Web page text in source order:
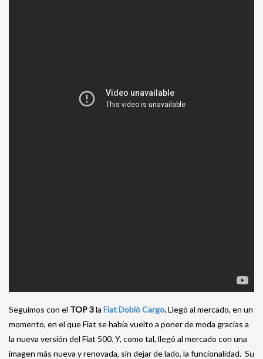
Seguimos con el TOP 3la Fiat Doblò Cargo.Llegó al mercado, en un
momento, en el que Fiat se había vuelto a poner de moda gracias a
la nueva versión del Fiat 500. Y, como tal, llegó al mercado con una
imagen más nueva y renovada, sin dejar de lado, la funcionalidad. Su